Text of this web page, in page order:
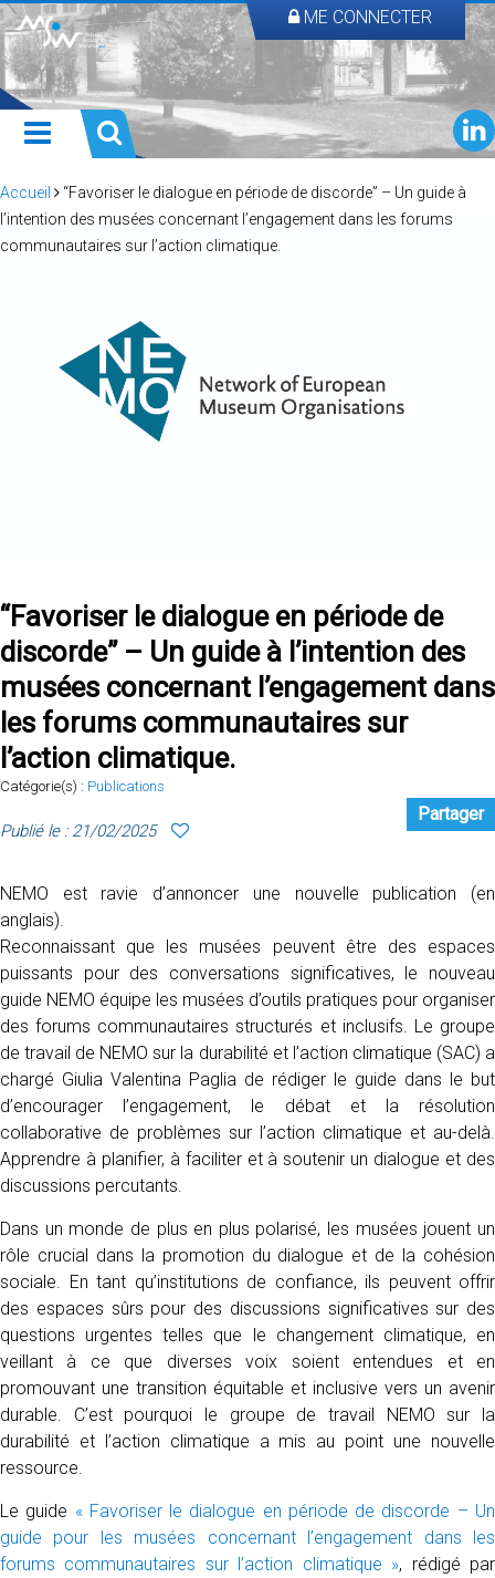
ME CONNECTER
Accueil
“Favoriser le dialogue en période de discorde” – Un guide à
l’intention des musées concernant l’engagement dans les forums
communautaires sur l’action climatique.
“Favoriser le dialogue en période de
discorde” – Un guide à l’intention des
musées concernant l’engagement dans
les forums communautaires sur
l’action climatique.
Catégorie(s) : Publications
Publié le : 21/02/2025
Partager
NEMO est ravie d’annoncer une nouvelle publication (en
anglais).
Reconnaissant que les musées peuvent être des espaces
puissants pour des conversations significatives, le nouveau
guide NEMO équipe les musées d’outils pratiques pour organiser
des forums communautaires structurés et inclusifs. Le groupe
de travail de NEMO sur la durabilité et l’action climatique (SAC) a
chargé Giulia Valentina Paglia de rédiger le guide dans le but
d’encourager l’engagement, le débat et la résolution
collaborative de problèmes sur l’action climatique et au-delà.
Apprendre à planifier, à faciliter et à soutenir un dialogue et des
discussions percutants.
Dans un monde de plus en plus polarisé, les musées jouent un
rôle crucial dans la promotion du dialogue et de la cohésion
sociale. En tant qu’institutions de confiance, ils peuvent offrir
des espaces sûrs pour des discussions significatives sur des
questions urgentes telles que le changement climatique, en
veillant à ce que diverses voix soient entendues et en
promouvant une transition équitable et inclusive vers un avenir
durable. C’est pourquoi le groupe de travail NEMO sur la
durabilité et l’action climatique a mis au point une nouvelle
ressource.
Le guide « Favoriser le dialogue en période de discorde – Un
guide pour les musées concernant l’engagement dans les
forums communautaires sur l’action climatique », rédigé par